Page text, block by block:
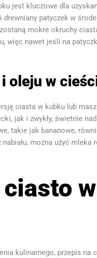
jest kluczowe dla
drewniany patyczek w
mokre okruchy
więc nawet jeśli na
oleju w
ciasta w kubku lub
jak i zwykły, świetnie
takie jak bananowe,
można użyć
kulinarnego, przepis